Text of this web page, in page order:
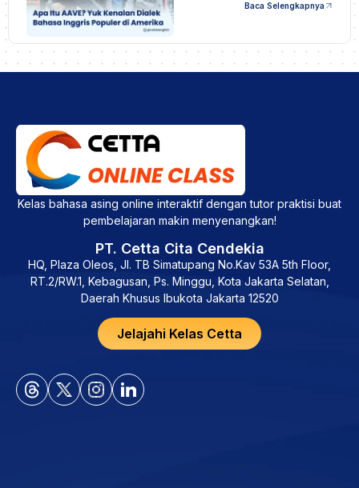
Baca Selengkapnya
Kelas bahasa asing online interaktif dengan tutor praktisi buat
pembelajaran makin menyenangkan!
PT. Cetta Cita Cendekia
HQ, Plaza Oleos, Jl. TB Simatupang No.Kav 53A 5th Floor,
RT.2/RW.1, Kebagusan, Ps. Minggu, Kota Jakarta Selatan,
Daerah Khusus Ibukota Jakarta 12520
Jelajahi Kelas Cetta